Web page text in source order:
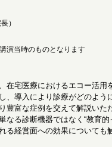
）
演当時のものとなります
在宅医療におけるエコー活用
、導入により診療がどのよう
豊富な症例を交えて解説いた
なる診断機器ではなく“教育的
る経営面への効果についても